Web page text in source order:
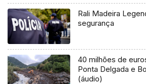
Rali Madeira
segurança
40 milhões de
Ponta Delgada e
(áudio)